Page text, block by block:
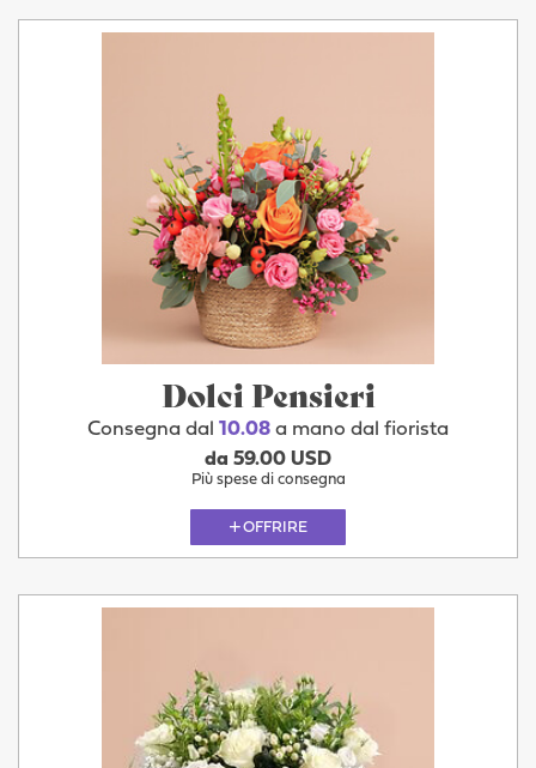
Dolci Pensieri
Consegna dal 10.08 a mano dal fiorista
da 59.00 USD
Più spese di consegna
OFFRIRE